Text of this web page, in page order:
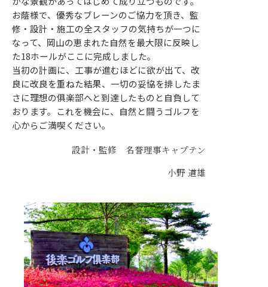
お蔭様で、優秀なブレーンのご協力を頂き、監
修・設計・施工の全スタッフの気持ちが一つに
なって、岡山の恵まれた自然を最大限に反映し
た18ホールがここに完成しました。
当初の計画に、工事が進むほどに欲が出て、改
良に改良を重ねた結果、一切の妥協を排したま
さに理想の俱楽部へと到達したものと自負して
おります。これを機会に、自然と闘うゴルフを
心からご満喫ください。
設計・監修 名誉理事キャプテン
小野 道雄